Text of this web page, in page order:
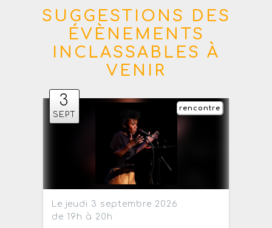
SUGGESTIONS DES
ÉVÈNEMENTS
INCLASSABLES À
VENIR
3
SEPT
rencontre
Le jeudi 3 septembre 2026
de 19h à 20h